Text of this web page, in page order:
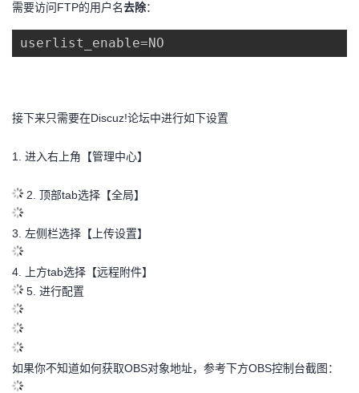
藏
需要访问FTP的用户名去除：
userlist_enable=NO
接下来只需要在Discuz!论坛中进行如下设置
1. 进入右上角【管理中心】
2. 顶部tab选择【全局】
3. 左侧栏选择【上传设置】
4. 上方tab选择【远程附件】
5. 进行配置
如果你不知道如何获取OBS对象地址，参考下方OBS控制台截图：